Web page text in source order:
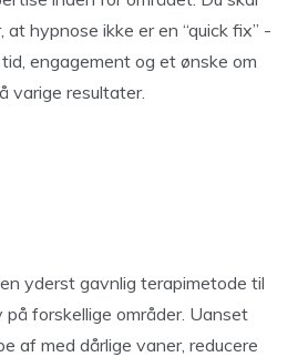
hypnose ikke er en “quick fix” -
engagement og et ønske om
varige resultater.
yderst gavnlig terapimetode til
forskellige områder. Uanset
af med dårlige vaner, reducere